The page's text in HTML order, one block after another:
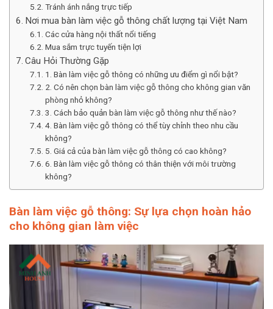
Tránh ánh nắng trực tiếp
Nơi mua bàn làm việc gỗ thông chất lượng tại Việt Nam
Các cửa hàng nội thất nổi tiếng
Mua sắm trực tuyến tiện lợi
Câu Hỏi Thường Gặp
1. Bàn làm việc gỗ thông có những ưu điểm gì nổi bật?
2. Có nên chọn bàn làm việc gỗ thông cho không gian văn
phòng nhỏ không?
3. Cách bảo quản bàn làm việc gỗ thông như thế nào?
4. Bàn làm việc gỗ thông có thể tùy chỉnh theo nhu cầu
không?
5. Giá cả của bàn làm việc gỗ thông có cao không?
6. Bàn làm việc gỗ thông có thân thiện với môi trường
không?
Bàn làm việc gỗ thông: Sự lựa chọn hoàn hảo
cho không gian làm việc